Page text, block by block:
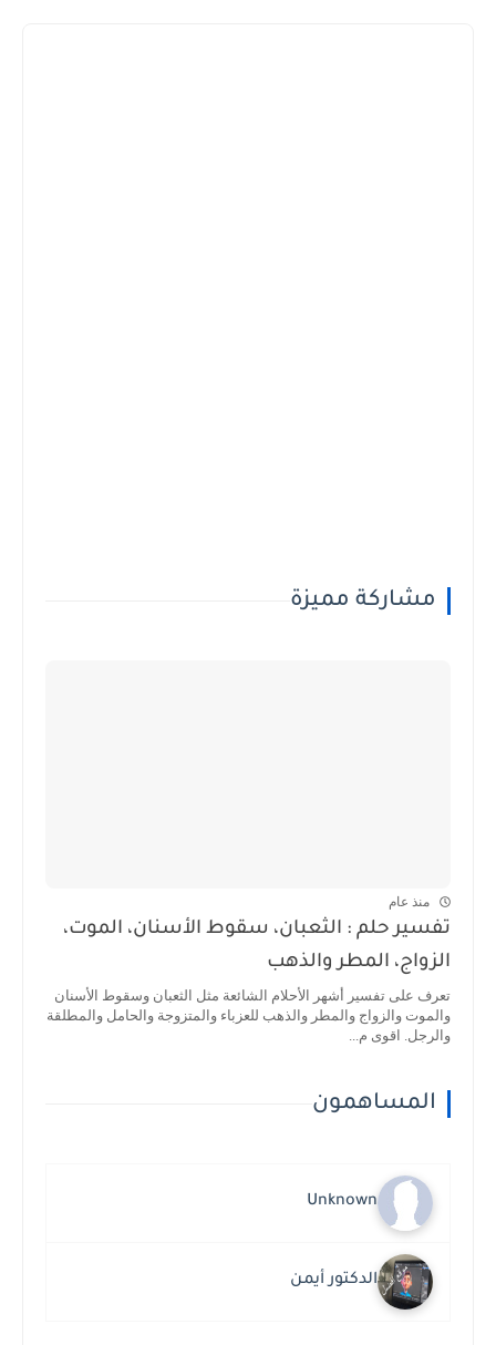
مشاركة مميزة
منذ عام
تفسير حلم : الثعبان، سقوط الأسنان، الموت،
الزواج، المطر والذهب
تعرف على تفسير أشهر الأحلام الشائعة مثل الثعبان وسقوط الأسنان
والموت والزواج والمطر والذهب للعزباء والمتزوجة والحامل والمطلقة
والرجل. اقوى م...
المساهمون
Unknown
الدكتور أيمن